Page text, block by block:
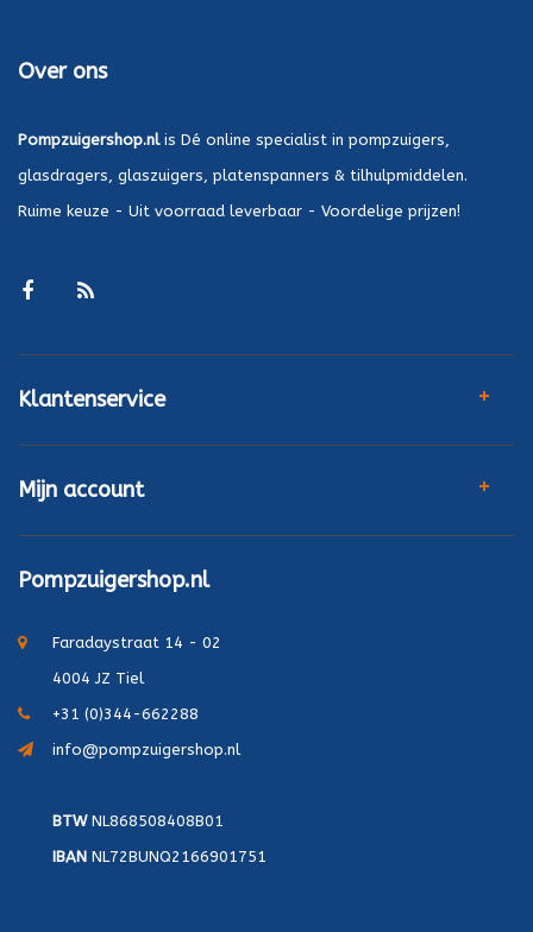
Over ons
Pompzuigershop.nlis Dé online specialist in pompzuigers,
glasdragers, glaszuigers, platenspanners & tilhulpmiddelen.
Ruime keuze - Uit voorraad leverbaar - Voordelige prijzen!
Klantenservice
Mijn account
Pompzuigershop.nl
Faradaystraat 14 - 02
4004 JZ Tiel
+31 (0)344-662288
info@pompzuigershop.nl
BTWNL868508408B01
IBAN NL72BUNQ2166901751